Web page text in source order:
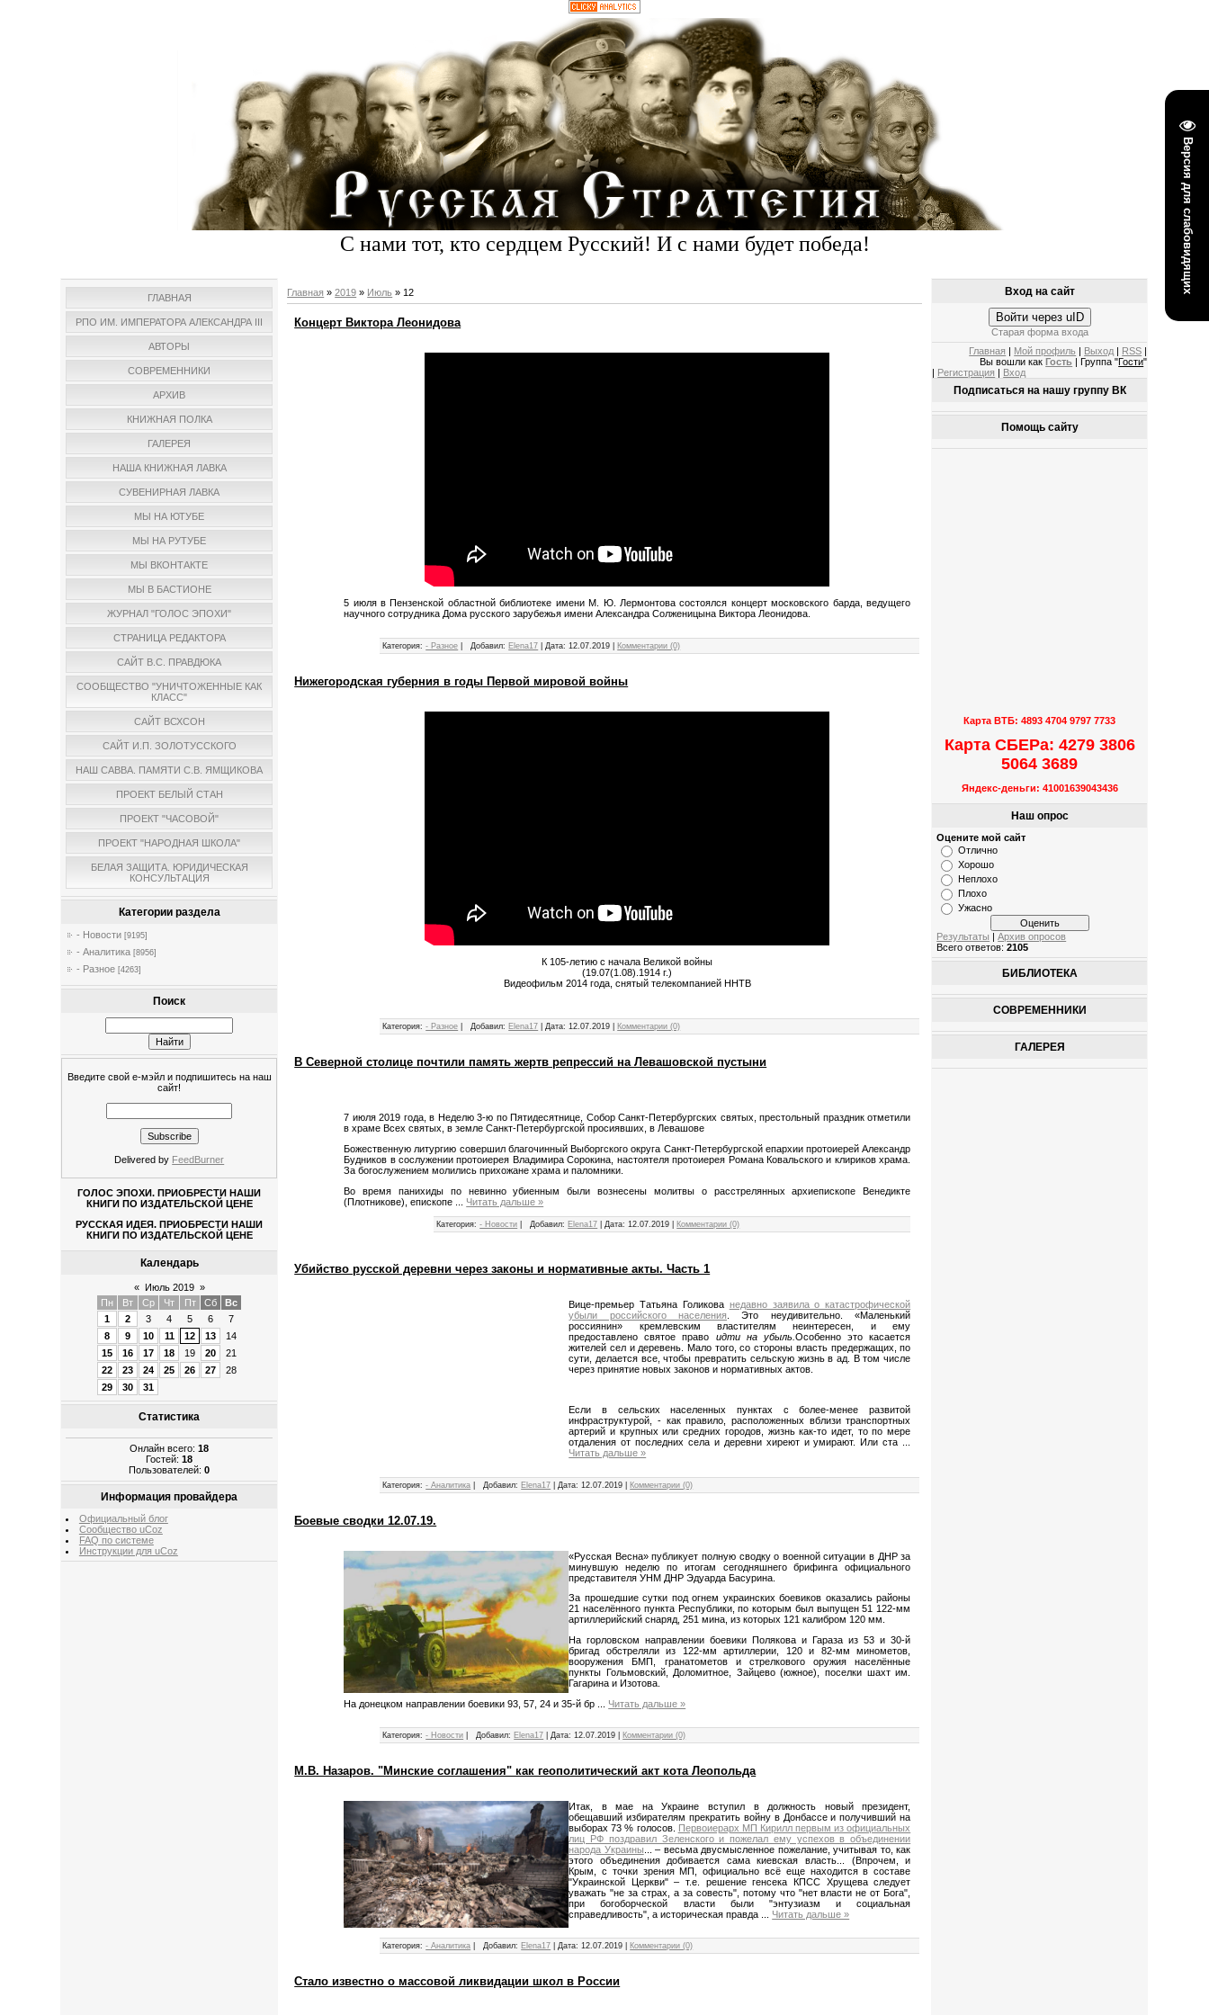
Версия для слабовидящих
С нами тот, кто сердцем Русский! И с нами будет победа!
ГЛАВНАЯ
РПО ИМ. ИМПЕРАТОРА АЛЕКСАНДРА III
АВТОРЫ
СОВРЕМЕННИКИ
АРХИВ
КНИЖНАЯ ПОЛКА
ГАЛЕРЕЯ
НАША КНИЖНАЯ ЛАВКА
СУВЕНИРНАЯ ЛАВКА
МЫ НА ЮТУБЕ
МЫ НА РУТУБЕ
МЫ ВКОНТАКТЕ
МЫ В БАСТИОНЕ
ЖУРНАЛ "ГОЛОС ЭПОХИ"
СТРАНИЦА РЕДАКТОРА
САЙТ В.С. ПРАВДЮКА
СООБЩЕСТВО "УНИЧТОЖЕННЫЕ КАК
КЛАСС"
САЙТ ВСХСОН
САЙТ И.П. ЗОЛОТУССКОГО
НАШ САВВА. ПАМЯТИ С.В. ЯМЩИКОВА
ПРОЕКТ БЕЛЫЙ СТАН
ПРОЕКТ "ЧАСОВОЙ"
ПРОЕКТ "НАРОДНАЯ ШКОЛА"
БЕЛАЯ ЗАЩИТА. ЮРИДИЧЕСКАЯ
КОНСУЛЬТАЦИЯ
Категории раздела
- Новости [9195]
- Аналитика [8956]
- Разное [4263]
Поиск
Введите свой е-мэйл и подпишитесь на наш
сайт!
Delivered by FeedBurner
ГОЛОС ЭПОХИ. ПРИОБРЕСТИ НАШИ
КНИГИ ПО ИЗДАТЕЛЬСКОЙ ЦЕНЕ
РУССКАЯ ИДЕЯ. ПРИОБРЕСТИ НАШИ
КНИГИ ПО ИЗДАТЕЛЬСКОЙ ЦЕНЕ
Календарь
« Июль 2019 »
Пн
Вт Ср Чт Пт Сб
Вс
1
2 3 4 5 6
7
8
9 10 11 12 13
14
15
16 17 18 19 20
21
22
23 24 25 26 27
28
29
30 31
Статистика
Онлайн всего:18
Гостей:18
Пользователей:0
Информация провайдера
Официальный блог
Сообщество uCoz
FAQ по системе
Инструкции для uCoz
Главная »2019 » Июль » 12
Концерт Виктора Леонидова
5 июля в Пензенской областной библиотеке имени М. Ю. Лермонтова состоялся концерт московского барда, ведущего
научного сотрудника Дома русского зарубежья имени Александра Солженицына Виктора Леонидова.
Категория: - Разное Добавил: Elena17 |Дата: 12.07.2019 Комментарии (0)
Нижегородская губерния в годы Первой мировой войны
К 105-летию с начала Великой войны
(19.07(1.08).1914 г.)
Видеофильм 2014 года, снятый телекомпанией ННТВ
Категория: - Разное Добавил: Elena17 |Дата: 12.07.2019 Комментарии (0)
В Северной столице почтили память жертв репрессий на Левашовской пустыни
7 июля 2019 года, в Неделю 3-ю по Пятидесятнице, Собор Санкт-Петербургских святых, престольный праздник отметили
в храме Всех святых, в земле Санкт-Петербургской просиявших, в Левашове
Божественную литургию совершил благочинный Выборгского округа Санкт-Петербургской епархии протоиерей Александр
Будников в сослужении протоиерея Владимира Сорокина, настоятеля протоиерея Романа Ковальского и клириков храма.
За богослужением молились прихожане храма и паломники.
Во время панихиды по невинно убиенным были вознесены молитвы о расстрелянных архиепископе Венедикте
(Плотникове), епископе
Читать дальше »
Категория: - Новости Добавил: Elena17 |Дата: 12.07.2019 Комментарии (0)
Убийство русской деревни через законы и нормативные акты. Часть 1
Вице-премьер Татьяна Голикова недавно заявила о катастрофической
убыли российского населения . Это неудивительно. «Маленький
россиянин» кремлевским властителям неинтересен, и ему
предоставлено святое право идти на убыль. Особенно это касается
жителей сел и деревень. Мало того, со стороны власть предержащих, по
сути, делается все, чтобы превратить сельскую жизнь в ад. В том числе
через принятие новых законов и нормативных актов.
Если в сельских населенных пунктах с более-менее развитой
инфраструктурой, - как правило, расположенных вблизи транспортных
артерий и крупных или средних городов, жизнь как-то идет, то по мере
отдаления от последних села и деревни хиреют и умирают. Или ста
Читать дальше »
Категория: - Аналитика Добавил: Elena17 Дата: 12.07.2019 Комментарии (0)
Боевые сводки 12.07.19.
«Русская Весна» публикует полную сводку о военной ситуации в ДНР за
минувшую неделю по итогам сегодняшнего брифинга официального
представителя УНМ ДНР Эдуарда Басурина.
За прошедшие сутки под огнем украинских боевиков оказались районы
21 населённого пункта Республики, по которым был выпущен 51 122-мм
артиллерийский снаряд, 251 мина, из которых 121 калибром 120 мм.
На горловском направлении боевики Полякова и Гараза из 53 и 30-й
бригад обстреляли из 122-мм артиллерии, 120 и 82-мм минометов,
вооружения БМП, гранатометов и стрелкового оружия населённые
пункты Гольмовский, Доломитное, Зайцево (южное), поселки шахт им.
Гагарина и Изотова.
На донецком направлении боевики 93, 57, 24 и 35-й бр
Читать дальше »
Категория: - Новости Добавил: Elena17 |Дата: 12.07.2019 Комментарии (0)
М.В. Назаров. "Минские соглашения" как геополитический акт кота Леопольда
Итак, в мае на Украине вступил в должность новый президент,
обещавший избирателям прекратить войну в Донбассе и получивший на
выборах 73 % голосов. Первоиерарх МП Кирилл первым из официальных
лиц РФ поздравил Зеленского и пожелал ему успехов в объединении
народа Украины ... ‒ весьма двусмысленное пожелание, учитывая то, как
этого объединения добивается сама киевская власть... (Впрочем, и
Крым, с точки зрения МП, официально всё еще находится в составе
"Украинской Церкви" ‒ т.е. решение генсека КПСС Хрущева следует
уважать "не за страх, а за совесть", потому что "нет власти не от Бога",
при богоборческой власти были "энтузиазм и социальная
справедливость", а историческая правда
Читать дальше »
Категория: - Аналитика Добавил: Elena17 |Дата: 12.07.2019 Комментарии (0)
Стало известно о массовой ликвидации школ в России
Вход на сайт
Войти через uID
Старая форма входа
Главная
Мой профиль Выход RSS
Вы вошли как Гость | Группа "Гости"
Регистрация Вход
Подписаться на нашу группу ВК
Помощь сайту
Карта ВТБ: 4893 4704 9797 7733
Карта СБЕРа: 4279 3806
5064 3689
Яндекс-деньги: 41001639043436
Наш опрос
Оцените мой сайт
Отлично
Хорошо
Неплохо
Плохо
Ужасно
Результаты |Архив опросов
Всего ответов:2105
БИБЛИОТЕКА
СОВРЕМЕННИКИ
ГАЛЕРЕЯ